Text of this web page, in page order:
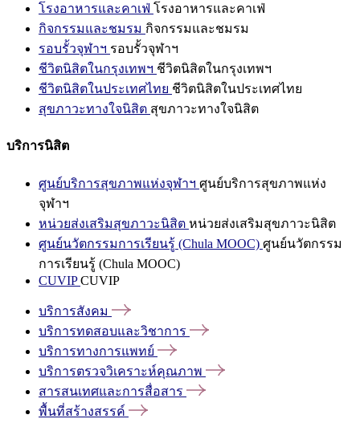
โรงอาหารและคาเฟ่ โรงอาหารและคาเฟ่
กิจกรรมและชมรม กิจกรรมและชมรม
รอบรั้วจุฬาฯ รอบรั้วจุฬาฯ
ชีวิตนิสิตในกรุงเทพฯ ชีวิตนิสิตในกรุงเทพฯ
ชีวิตนิสิตในประเทศไทย ชีวิตนิสิตในประเทศไทย
สุขภาวะทางใจนิสิต สุขภาวะทางใจนิสิต
บริการนิสิต
ศูนย์บริการสุขภาพแห่งจุฬาฯ ศูนย์บริการสุขภาพแห่ง
จุฬาฯ
หน่วยส่งเสริมสุขภาวะนิสิต หน่วยส่งเสริมสุขภาวะนิสิต
ศูนย์นวัตกรรมการเรียนรู้ (Chula MOOC) ศูนย์นวัตกรรม
การเรียนรู้ (Chula MOOC)
CUVIPCUVIP
บริการสังคม
บริการทดสอบและวิชาการ
บริการทางการแพทย์
บริการตรวจวิเคราะห์คุณภาพ
สารสนเทศและการสื่อสาร
พื้นที่สร้างสรรค์